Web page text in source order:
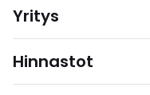
Yritys
Hinnastot